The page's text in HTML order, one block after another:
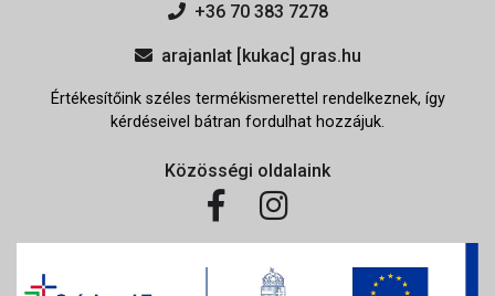
+36 70 383 7278
arajanlat [kukac] gras.hu
Értékesítőink széles termékismerettel rendelkeznek, így
kérdéseivel bátran fordulhat hozzájuk.
Közösségi oldalaink